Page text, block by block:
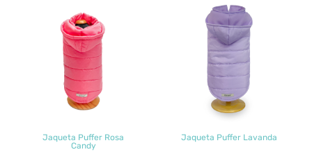
Jaqueta Puffer Rosa
Candy
Jaqueta Puffer Lavanda